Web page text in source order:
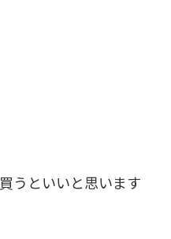
うといいと思います